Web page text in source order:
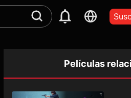
Películas